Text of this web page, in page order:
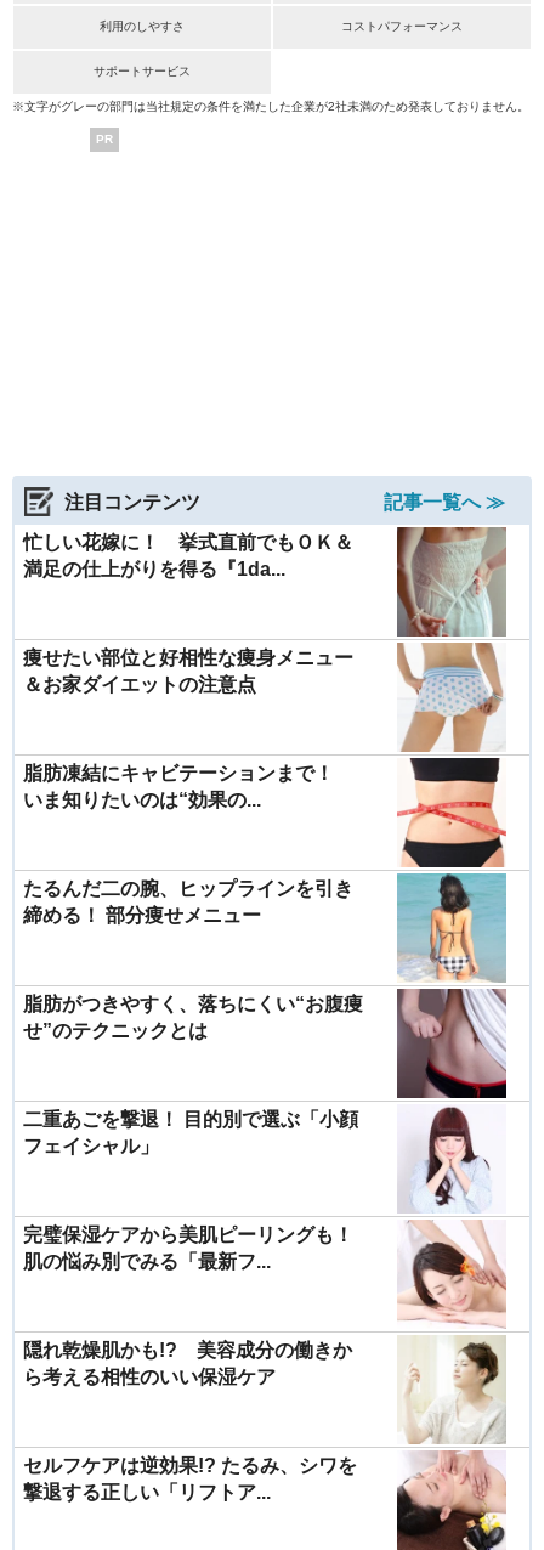
利用のしやすさ コストパフォーマンス
サポートサービス
※文字がグレーの部門は当社規定の条件を満たした企業が2社未満のため発表しておりません。
PR
注目コンテンツ
記事一覧へ ≫
忙しい花嫁に！ 挙式直前でもＯＫ＆
満足の仕上がりを得る『1da...
痩せたい部位と好相性な痩身メニュー
＆お家ダイエットの注意点
脂肪凍結にキャビテーションまで！
いま知りたいのは“効果の...
たるんだ二の腕、ヒップラインを引き
締める！ 部分痩せメニュー
脂肪がつきやすく、落ちにくい“お腹痩
せ”のテクニックとは
二重あごを撃退！ 目的別で選ぶ「小顔
フェイシャル」
完璧保湿ケアから美肌ピーリングも！
肌の悩み別でみる「最新フ...
隠れ乾燥肌かも!? 美容成分の働きか
ら考える相性のいい保湿ケア
セルフケアは逆効果!? たるみ、シワを
撃退する正しい「リフトア...